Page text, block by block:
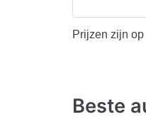
Prijzen zijn
Beste